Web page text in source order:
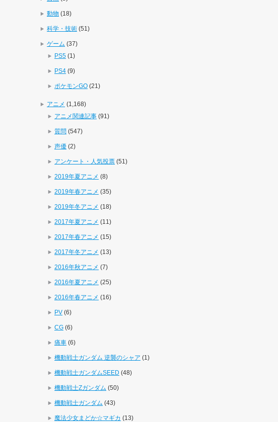
動物 (18)
科学・技術 (51)
ゲーム (37)
PS5 (1)
PS4 (9)
ポケモンGO (21)
アニメ (1,168)
アニメ関連記事 (91)
質問 (547)
声優 (2)
アンケート・人気投票 (51)
2019年夏アニメ (8)
2019年春アニメ (35)
2019年冬アニメ (18)
2017年夏アニメ (11)
2017年春アニメ (15)
2017年冬アニメ (13)
2016年秋アニメ (7)
2016年夏アニメ (25)
2016年春アニメ (16)
PV (6)
CG (6)
痛車 (6)
機動戦士ガンダム 逆襲のシャア (1)
機動戦士ガンダムSEED (48)
機動戦士Zガンダム (50)
機動戦士ガンダム (43)
魔法少女まどか☆マギカ (13)